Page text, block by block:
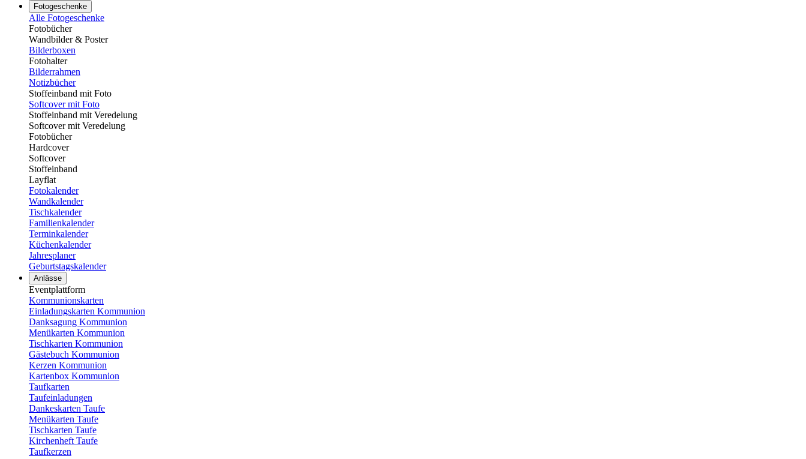
Fotogeschenke
Alle Fotogeschenke
Fotobücher
Wandbilder & Poster
Bilderboxen
Fotohalter
Bilderrahmen
Notizbücher
Stoffeinband mit Foto
Softcover mit Foto
Stoffeinband mit Veredelung
Softcover mit Veredelung
Fotobücher
Hardcover
Softcover
Stoffeinband
Layflat
Fotokalender
Wandkalender
Tischkalender
Familienkalender
Terminkalender
Küchenkalender
Jahresplaner
Geburtstagskalender
Anlässe
Eventplattform
Kommunionskarten
Einladungskarten Kommunion
Danksagung Kommunion
Menükarten Kommunion
Tischkarten Kommunion
Gästebuch Kommunion
Kerzen Kommunion
Kartenbox Kommunion
Taufkarten
Taufeinladungen
Dankeskarten Taufe
Menükarten Taufe
Tischkarten Taufe
Kirchenheft Taufe
Taufkerzen